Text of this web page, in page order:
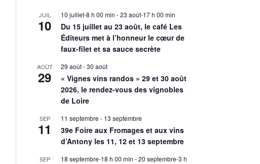
JUIL
10
10 juillet-8 h 00 min -23 août-17 h 00 min
Du 15 juillet au 23 août, le café Les
Éditeurs met à l’honneur le cœur de
faux-filet et sa sauce secrète
AOÛT
29
29 août-30 août
« Vignes vins randos » 29 et 30 août
2026, le rendez-vous des vignobles
de Loire
SEP
11
11 septembre - 13 septembre
39e Foire aux Fromages et aux vins
d’Antony les 11, 12 et 13 septembre
SEP 18 septembre-18 h 00 min -20 septembre-3 h